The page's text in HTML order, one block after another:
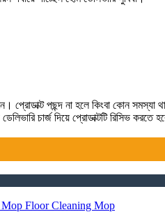
প্রোডাক্ট পছন্দ না হলে কিংবা কোন
চার্জ দিয়ে প্রোডাক্টটি রিসিভ করতে
Floor Cleaning Mop